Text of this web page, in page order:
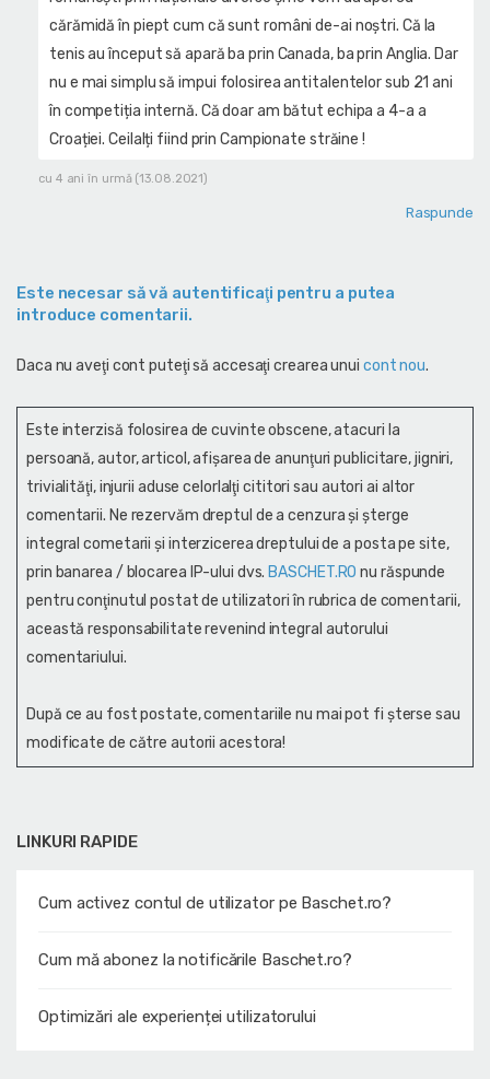
LINKURI RAPIDE
Cum activez contul de utilizator pe Baschet.ro?
Cum mă abonez la notificările Baschet.ro?
Optimizări ale experienței utilizatorului
cărămidă în piept cum că sunt români de-ai noștri. Că la
tenis au început să apară ba prin Canada, ba prin Anglia. Dar
nu e mai simplu să impui folosirea antitalentelor sub 21 ani
în competiția internă. Că doar am bătut echipa a 4-a a
Croației. Ceilalți fiind prin Campionate străine !
cu 4 ani în urmă (13.08.2021)
Raspunde
Este necesar să vă autentificaţi pentru a putea
introduce comentarii.
Daca nu aveţi cont puteţi să accesaţi crearea unui cont nou.
Este interzisă folosirea de cuvinte obscene, atacuri la
persoană, autor, articol, afişarea de anunţuri publicitare, jigniri,
trivialităţi, injurii aduse celorlalţi cititori sau autori ai altor
comentarii. Ne rezervăm dreptul de a cenzura și şterge
integral cometarii și interzicerea dreptului de a posta pe site,
prin banarea / blocarea IP-ului dvs. BASCHET.RO nu răspunde
pentru conţinutul postat de utilizatori în rubrica de comentarii,
această responsabilitate revenind integral autorului
comentariului.
După ce au fost postate, comentariile nu mai pot fi șterse sau
modificate de către autorii acestora!